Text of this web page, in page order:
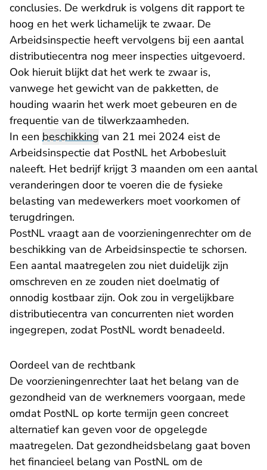
conclusies. De werkdruk is volgens dit rapport te
hoog en het werk lichamelijk te zwaar. De
Arbeidsinspectie heeft vervolgens bij een aantal
distributiecentra nog meer inspecties uitgevoerd.
Ook hieruit blijkt dat het werk te zwaar is,
vanwege het gewicht van de pakketten, de
houding waarin het werk moet gebeuren en de
frequentie van de tilwerkzaamheden.
In een beschikking van 21 mei 2024 eist de
Arbeidsinspectie dat PostNL het Arbobesluit
naleeft. Het bedrijf krijgt 3 maanden om een aantal
veranderingen door te voeren die de fysieke
belasting van medewerkers moet voorkomen of
terugdringen.
PostNL vraagt aan de voorzieningenrechter om de
beschikking van de Arbeidsinspectie te schorsen.
Een aantal maatregelen zou niet duidelijk zijn
omschreven en ze zouden niet doelmatig of
onnodig kostbaar zijn. Ook zou in vergelijkbare
distributiecentra van concurrenten niet worden
ingegrepen, zodat PostNL wordt benadeeld.
Oordeel van de rechtbank
De voorzieningenrechter laat het belang van de
gezondheid van de werknemers voorgaan, mede
omdat PostNL op korte termijn geen concreet
alternatief kan geven voor de opgelegde
maatregelen. Dat gezondheidsbelang gaat boven
het financieel belang van PostNL om de